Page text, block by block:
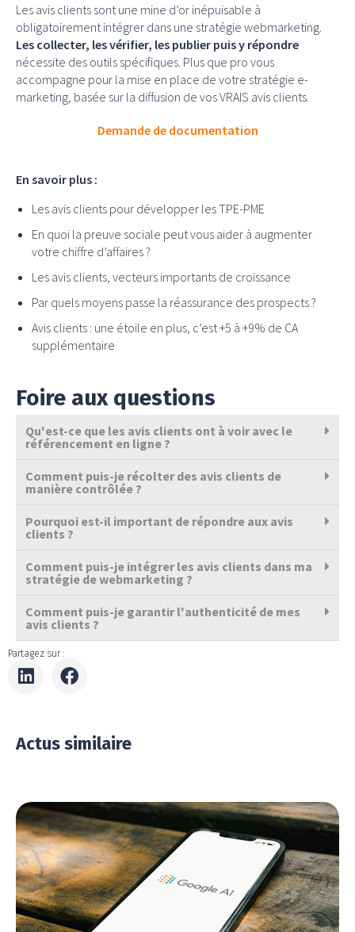
Les avis clients sont une mine d’or inépuisable à
obligatoirement intégrer dans une stratégie webmarketing.
Les collecter, les vérifier, les publier puis y répondre
nécessite des outils spécifiques. Plus que pro vous
accompagne pour la mise en place de votre stratégie e-
marketing, basée sur la diffusion de vos VRAIS avis clients.
Demande de documentation
En savoir plus :
Les avis clients pour développer les TPE-PME
En quoi la preuve sociale peut vous aider à augmenter
votre chiffre d’affaires ?
Les avis clients, vecteurs importants de croissance
Par quels moyens passe la réassurance des prospects ?
Avis clients : une étoile en plus, c’est +5 à +9% de CA
supplémentaire
Foire aux questions
Qu'est-ce que les avis clients ont à voir avec le
référencement en ligne ?
Comment puis-je récolter des avis clients de
manière contrôlée ?
Pourquoi est-il important de répondre aux avis
clients ?
Comment puis-je intégrer les avis clients dans ma
stratégie de webmarketing ?
Comment puis-je garantir l'authenticité de mes
avis clients ?
Partagez sur :
Actus similaire